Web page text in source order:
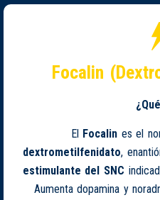
Focalin
El Focalin es el
dextrometilfenidato,
estimulante del SNC
Aumenta dopamina y